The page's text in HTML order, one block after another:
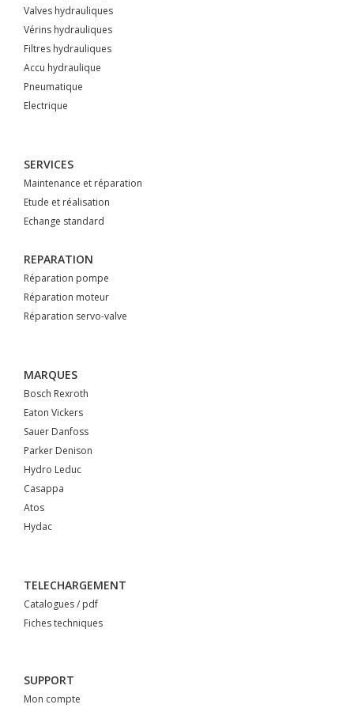
Valves hydrauliques
Vérins hydrauliques
Filtres hydrauliques
Accu hydraulique
Pneumatique
Electrique
SERVICES
Maintenance et réparation
Etude et réalisation
Echange standard
REPARATION
Réparation pompe
Réparation moteur
Réparation servo-valve
MARQUES
Bosch Rexroth
Eaton Vickers
Sauer Danfoss
Parker Denison
Hydro Leduc
Casappa
Atos
Hydac
TELECHARGEMENT
Catalogues / pdf
Fiches techniques
SUPPORT
Mon compte